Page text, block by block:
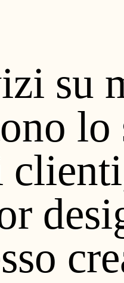
su
lo